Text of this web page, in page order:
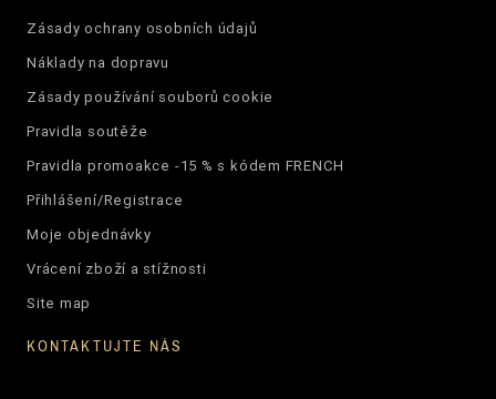
Zásady ochrany osobních údajů
Náklady na dopravu
Zásady používání souborů cookie
Pravidla soutěže
Pravidla promoakce -15 % s kódem FRENCH
Přihlášení/Registrace
Moje objednávky
Vrácení zboží a stížnosti
Site map
KONTAKTUJTE NÁS